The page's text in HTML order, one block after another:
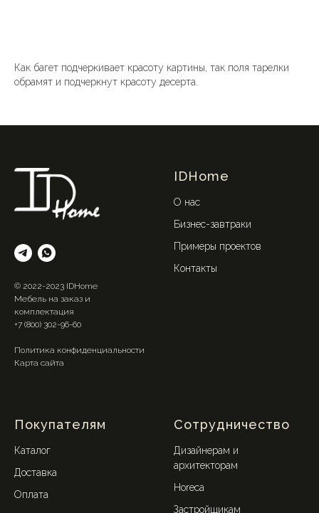
Как багет подчеркивает красоту картины, так поля тарелки
обрамят и подчеркнут красоту десерта.
© 2022-2023 IDHome
Мебель на заказ и
комплектация
+7 (800) 302-96-60
Политика конфиденциальности
Карта сайта
IDHome
О нас
Бизнес-завтраки
Примеры проектов
Контакты
Покупателям
Каталог
Доставка
Оплата
Сотрудничество
Дизайнерам и
архитекторам
Horeca
Застройщикам